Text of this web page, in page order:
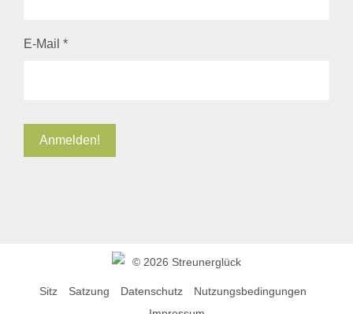
E-Mail *
© 2026 Streunerglück
Sitz Satzung Datenschutz
Nutzungsbedingungen